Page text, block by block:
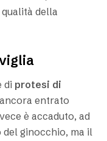
della
di protesi di
entrato
è accaduto, ad
del ginocchio, ma il